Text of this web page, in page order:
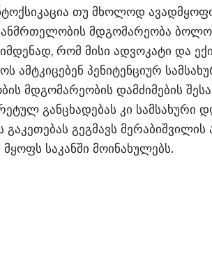
თუ მხოლოდ
მდგომარეობა
რომ მისი ადვოკატი და
ამტკიცებენ პენიტენციურ
მდგომარეობის დამძიმების
განცხადებას კი სამსახური
გაკეთებას გეგმავს
მყოფს საკანში მოინახულებს.